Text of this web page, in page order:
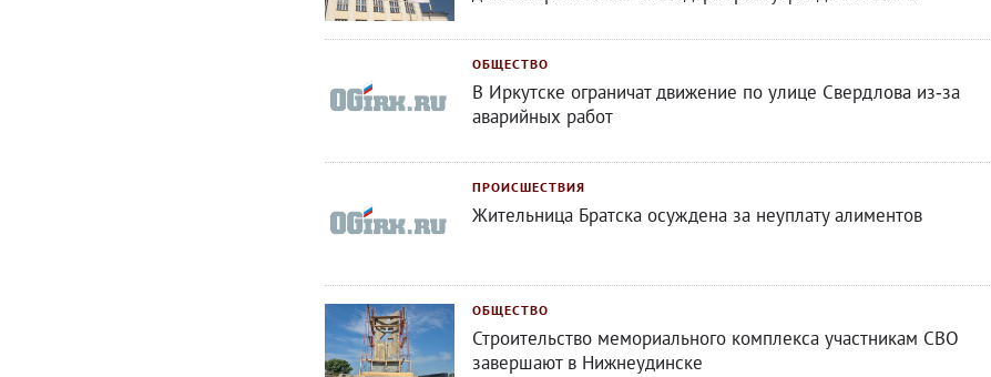
ОБЩЕСТВО
В Иркутске ограничат движение по улице Свердлова из‑за
аварийных работ
ПРОИСШЕСТВИЯ
Жительница Братска осуждена за неуплату алиментов
ОБЩЕСТВО
Строительство мемориального комплекса участникам СВО
завершают в Нижнеудинске